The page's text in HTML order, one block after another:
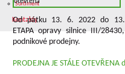
Sortiment
Kontakty
Od pátku 13. 6. 2022 do
ETAPA opravy silnice III/
podnikové prodejny.
PRODEJNA JE STÁLE OTEVŘENA